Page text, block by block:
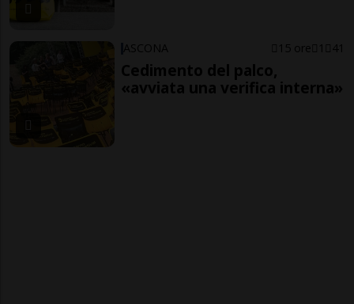
ASCONA 15 ore 1 41
Cedimento del palco,
«avviata una verifica interna»